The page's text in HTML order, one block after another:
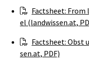
Factsheet:
el (landwissen.at,
Factsheet: Obst
sen.at, PDF)